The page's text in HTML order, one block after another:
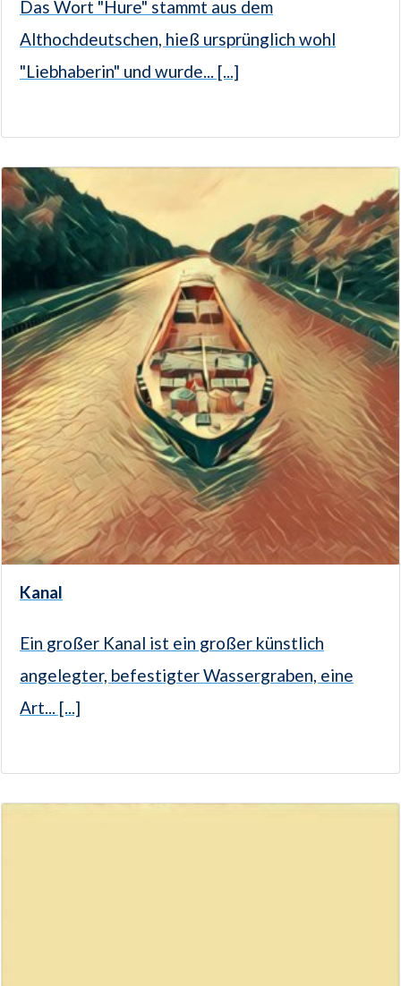
Das Wort "Hure" stammt aus dem
Althochdeutschen, hieß ursprünglich wohl
"Liebhaberin" und wurde... [...]
Kanal
Ein großer Kanal ist ein großer künstlich
angelegter, befestigter Wassergraben, eine
Art... [...]